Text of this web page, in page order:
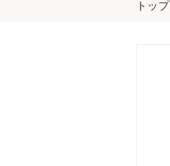
トップ